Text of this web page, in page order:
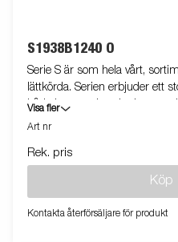
S1938B1240 O
Serie S är som hela vårt,
lättkörda. Serien erbjuder ett
både bromsade och
varmförzinkat chassi, allt för
släp i serien kan eller har
Visa fler
Art nr
Rek. pris
Köp
Kontakta återförsäljare för produkt